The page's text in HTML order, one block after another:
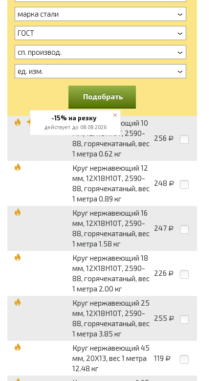
марка стали
ГОСТ
сп. производ.
ед. изм.
Подобрать
Круг нержавеющий 10
мм, 12Х18Н10Т, 2590-
88, горячекатаный, вес
1 метра 0.62 кг
256 Р
Круг нержавеющий 12
мм, 12Х18Н10Т, 2590-
88, горячекатаный, вес
1 метра 0.89 кг
248 Р
Круг нержавеющий 16
мм, 12Х18Н10Т, 2590-
88, горячекатаный, вес
1 метра 1.58 кг
247 Р
Круг нержавеющий 18
мм, 12Х18Н10Т, 2590-
88, горячекатаный, вес
1 метра 2.00 кг
226 Р
Круг нержавеющий 25
мм, 12Х18Н10Т, 2590-
88, горячекатаный, вес
1 метра 3.85 кг
255 Р
Круг нержавеющий 45
мм, 20Х13, вес 1 метра
12.48 кг
119 Р
-15% на резку
действует до 08.08.2026